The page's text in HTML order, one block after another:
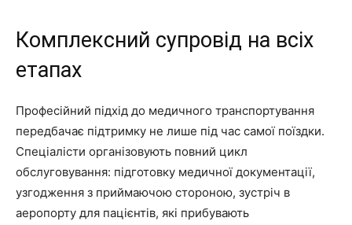
Комплексний супровід на всіх
етапах
Професійний підхід до медичного транспортування
передбачає підтримку не лише під час самої поїздки.
Спеціалісти організовують повний цикл
обслуговування: підготовку медичної документації,
узгодження з приймаючою стороною, зустріч в
аеропорту для пацієнтів, які прибувають